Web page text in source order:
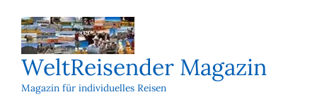
Inhalt
springen
WeltReisender Magazin
Magazin für individuelles Reisen